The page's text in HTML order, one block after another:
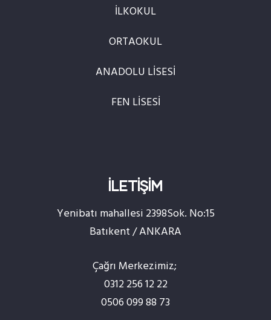
İLKOKUL
ORTAOKUL
ANADOLU LİSESİ
FEN LİSESİ
İLETİŞİM
Yenibatı mahallesi 2398Sok. No:15
Batıkent / ANKARA
Çağrı Merkezimiz;
0312 256 12 22
0506 099 88 73